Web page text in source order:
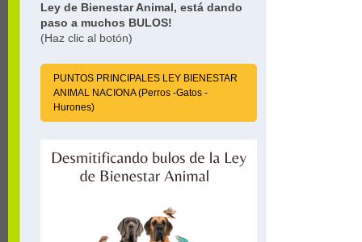
Ley de Bienestar Animal, está dando
paso a muchos BULOS!
(Haz clic al botón)
PUNTOS PRINCIPALES LEY BIENESTAR
ANIMAL NACIONA (Perros -Gatos -
Hurones)